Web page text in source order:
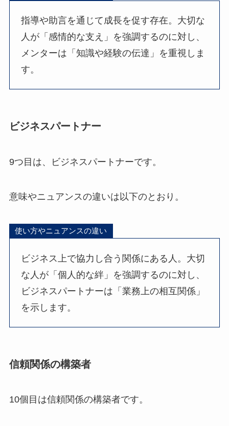
指導や助言を通じて成長を促す存在。大切な
人が「感情的な支え」を強調するのに対し、
メンターは「知識や経験の伝達」を重視しま
す。
ビジネスパートナー
9つ目は、ビジネスパートナーです。
意味やニュアンスの違いは以下のとおり。
使い方やニュアンスの違い
ビジネス上で協力し合う関係にある人。大切
な人が「個人的な絆」を強調するのに対し、
ビジネスパートナーは「業務上の相互関係」
を示します。
信頼関係の構築者
10個目は信頼関係の構築者です。